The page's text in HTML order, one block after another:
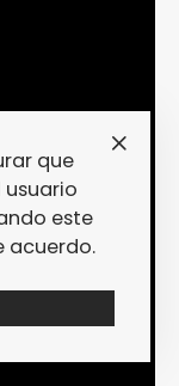
que
este
acuerdo.